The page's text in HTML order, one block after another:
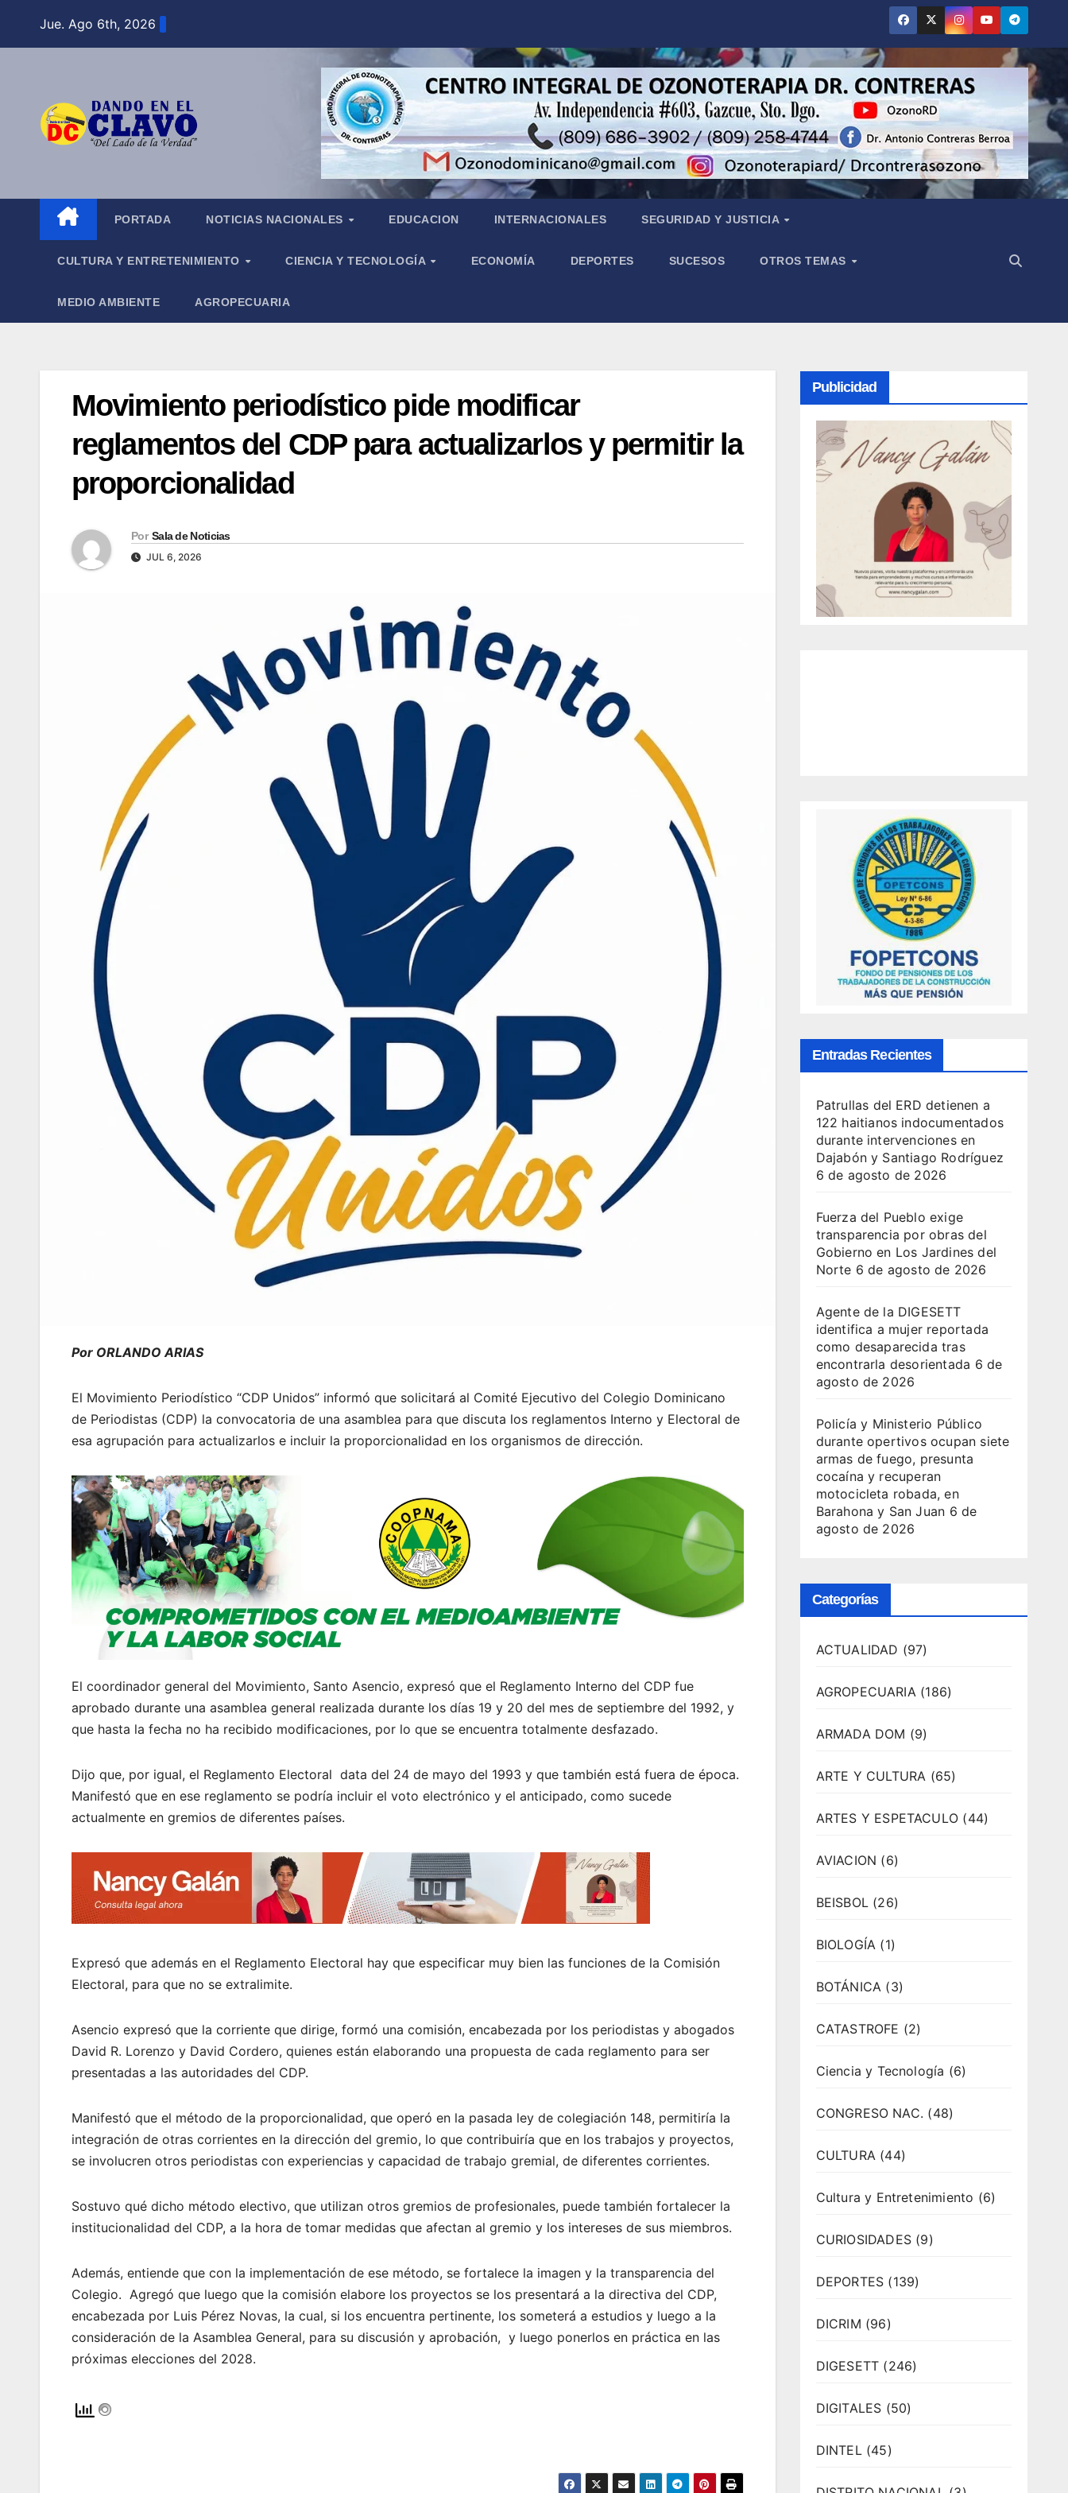
Jue. Ago 6th, 2026
PORTADA NOTICIAS NACIONALES EDUCACION INTERNACIONALES SEGURIDAD Y JUSTICIA
CULTURA Y ENTRETENIMIENTO CIENCIA Y TECNOLOGÍA ECONOMÍA DEPORTES SUCESOS OTROS TEMAS
MEDIO AMBIENTE AGROPECUARIA
Movimiento periodístico pide modificar
reglamentos del CDP para actualizarlos y permitir la
proporcionalidad
Por Sala de Noticias
JUL 6, 2026
Por ORLANDO ARIAS
El Movimiento Periodístico “CDP Unidos” informó que solicitará al Comité Ejecutivo del Colegio Dominicano
de Periodistas (CDP) la convocatoria de una asamblea para que discuta los reglamentos Interno y Electoral de
esa agrupación para actualizarlos e incluir la proporcionalidad en los organismos de dirección.
El coordinador general del Movimiento, Santo Asencio, expresó que el Reglamento Interno del CDP fue
aprobado durante una asamblea general realizada durante los días 19 y 20 del mes de septiembre del 1992, y
que hasta la fecha no ha recibido modificaciones, por lo que se encuentra totalmente desfazado.
Dijo que, por igual, el Reglamento Electoral data del 24 de mayo del 1993 y que también está fuera de época.
Manifestó que en ese reglamento se podría incluir el voto electrónico y el anticipado, como sucede
actualmente en gremios de diferentes países.
Expresó que además en el Reglamento Electoral hay que especificar muy bien las funciones de la Comisión
Electoral, para que no se extralimite.
Asencio expresó que la corriente que dirige, formó una comisión, encabezada por los periodistas y abogados
David R. Lorenzo y David Cordero, quienes están elaborando una propuesta de cada reglamento para ser
presentadas a las autoridades del CDP.
Manifestó que el método de la proporcionalidad, que operó en la pasada ley de colegiación 148, permitiría la
integración de otras corrientes en la dirección del gremio, lo que contribuiría que en los trabajos y proyectos,
se involucren otros periodistas con experiencias y capacidad de trabajo gremial, de diferentes corrientes.
Sostuvo qué dicho método electivo, que utilizan otros gremios de profesionales, puede también fortalecer la
institucionalidad del CDP, a la hora de tomar medidas que afectan al gremio y los intereses de sus miembros.
Además, entiende que con la implementación de ese método, se fortalece la imagen y la transparencia del
Colegio. Agregó que luego que la comisión elabore los proyectos se los presentará a la directiva del CDP,
encabezada por Luis Pérez Novas, la cual, si los encuentra pertinente, los someterá a estudios y luego a la
consideración de la Asamblea General, para su discusión y aprobación, y luego ponerlos en práctica en las
próximas elecciones del 2028.
Publicidad
Entradas Recientes
Patrullas del ERD detienen a
122 haitianos indocumentados
durante intervenciones en
Dajabón y Santiago Rodríguez
6 de agosto de 2026
Fuerza del Pueblo exige
transparencia por obras del
Gobierno en Los Jardines del
Norte 6 de agosto de 2026
Agente de la DIGESETT
identifica a mujer reportada
como desaparecida tras
encontrarla desorientada 6 de
agosto de 2026
Policía y Ministerio Público
durante opertivos ocupan siete
armas de fuego, presunta
cocaína y recuperan
motocicleta robada, en
Barahona y San Juan 6 de
agosto de 2026
Categorías
ACTUALIDAD (97)
AGROPECUARIA (186)
ARMADA DOM (9)
ARTE Y CULTURA (65)
ARTES Y ESPETACULO (44)
AVIACION (6)
BEISBOL (26)
BIOLOGÍA (1)
BOTÁNICA (3)
CATASTROFE (2)
Ciencia y Tecnología (6)
CONGRESO NAC. (48)
CULTURA (44)
Cultura y Entretenimiento (6)
CURIOSIDADES(9)
DEPORTES (139)
DICRIM (96)
DIGESETT (246)
DIGITALES (50)
DINTEL (45)